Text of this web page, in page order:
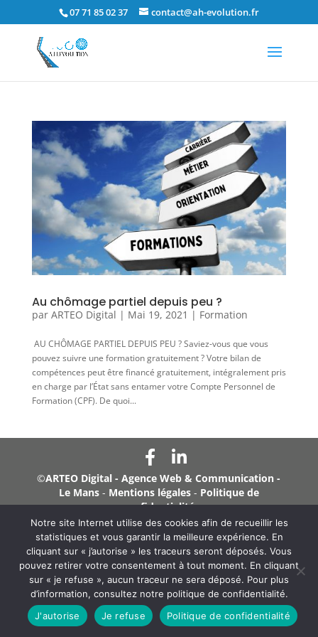
07 71 85 02 37 contact@ah-evolution.fr
Au chômage partiel depuis peu ?
par ARTEO Digital | Mai 19, 2021 | Formation
AU CHÔMAGE PARTIEL DEPUIS PEU ? Saviez-vous que vous
pouvez suivre une formation gratuitement ? Votre bilan de
compétences peut être financé gratuitement, intégralement pris
en charge par l’État sans entamer votre Compte Personnel de
Formation (CPF). De quoi...
©ARTEO Digital - Agence Web & Communication -
Le Mans- Mentions légales- Politique de
confidentialité
Notre site Internet utilise des cookies afin de recueillir les
statistiques et vous garantir la meilleure expérience. En
cliquant sur « j’autorise » les traceurs seront déposés. Vous
pouvez retirer votre consentement à tout moment. En cliquant
sur « je refuse », aucun traceur ne sera déposé. Pour plus
d’information, consultez notre politique de confidentialité.
J'autorise
Je refuse Politique de confidentialité